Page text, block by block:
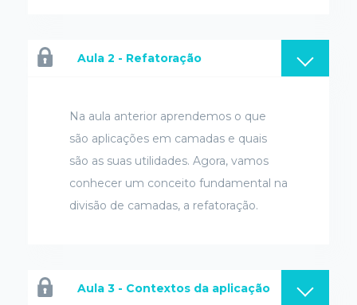
Aula 2 - Refatoração
Na aula anterior aprendemos o que
são aplicações em camadas e quais
são as suas utilidades. Agora, vamos
conhecer um conceito fundamental na
divisão de camadas, a refatoração.
Aula 3 - Contextos da aplicação